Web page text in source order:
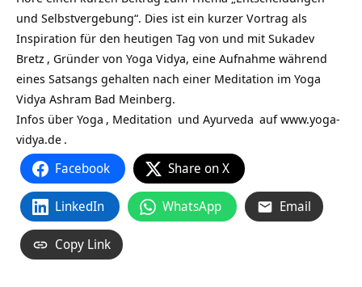
und Selbstvergebung“. Dies ist ein kurzer Vortrag als
Inspiration für den heutigen Tag von und mit Sukadev
Bretz , Gründer von Yoga Vidya, eine Aufnahme während
eines Satsangs gehalten nach einer Meditation im Yoga
Vidya Ashram Bad Meinberg.
Infos über Yoga , Meditation und Ayurveda aufwww.yoga-
vidya.de .
Facebook Share on X
LinkedIn WhatsApp Email
Copy Link